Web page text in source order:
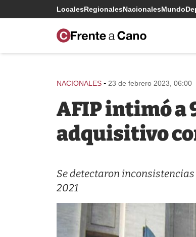
LocalesRegionalesNacionalesMundo
NACIONALES - 23 de febrero 2023, 06:00
AFIP intimó a
adquisitivo
Se detectaron
2021